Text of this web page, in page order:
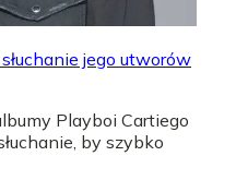
jego utworów
Playboi Cartiego
by szybko